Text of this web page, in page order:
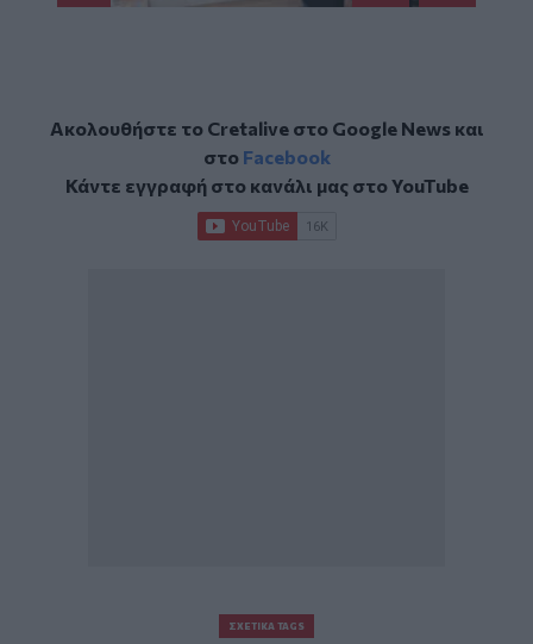
Ακολουθήστε το Cretalive στο Google Newsκαι
στο Facebook
Κάντε εγγραφή στο κανάλι μας στοYouTube
ΣΧΕΤΙΚΆ TAGS